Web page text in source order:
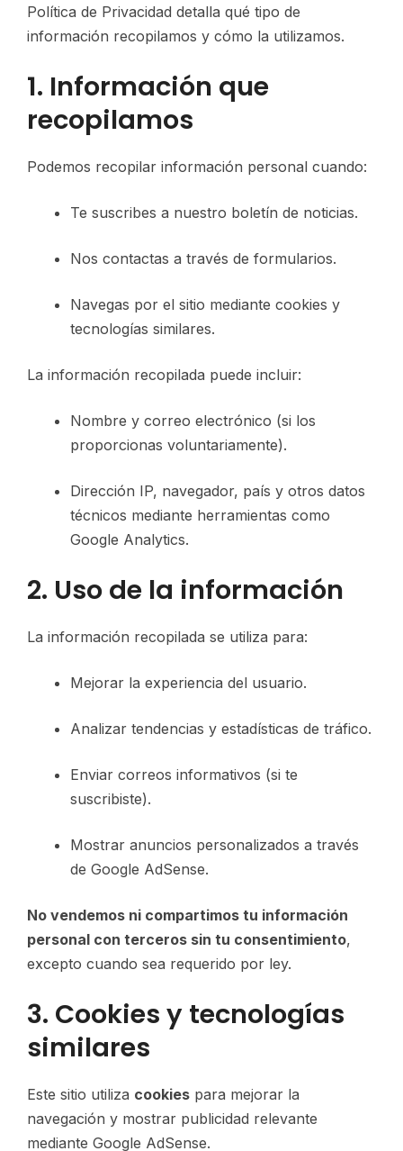
Política de Privacidad detalla qué tipo de
información recopilamos y cómo la utilizamos.
1. Información que
recopilamos
Podemos recopilar información personal cuando:
Te suscribes a nuestro boletín de noticias.
Nos contactas a través de formularios.
Navegas por el sitio mediante cookies y
tecnologías similares.
La información recopilada puede incluir:
Nombre y correo electrónico (si los
proporcionas voluntariamente).
Dirección IP, navegador, país y otros datos
técnicos mediante herramientas como
Google Analytics.
2. Uso de la información
La información recopilada se utiliza para:
Mejorar la experiencia del usuario.
Analizar tendencias y estadísticas de tráfico.
Enviar correos informativos (si te
suscribiste).
Mostrar anuncios personalizados a través
de Google AdSense.
No vendemos ni compartimos tu información
personal con terceros sin tu consentimiento,
excepto cuando sea requerido por ley.
3. Cookies y tecnologías
similares
Este sitio utiliza cookies para mejorar la
navegación y mostrar publicidad relevante
mediante Google AdSense.